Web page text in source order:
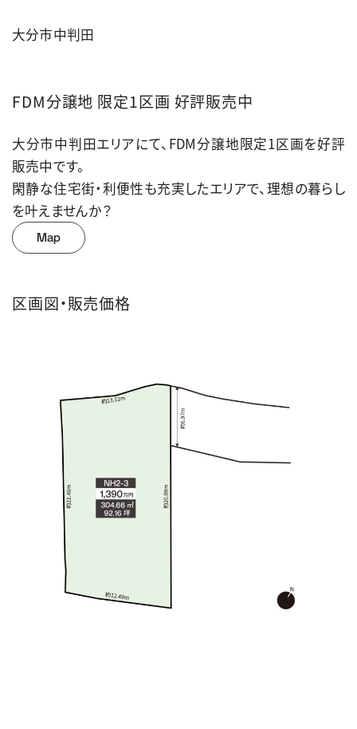
大分市中判田
FDM分譲地 限定1区画 好評販売中
大分市中判田エリアにて、FDM分譲地限定1区画を好評
販売中です。
閑静な住宅街・利便性も充実したエリアで、理想の暮らし
を叶えませんか？
Map
区画図・販売価格